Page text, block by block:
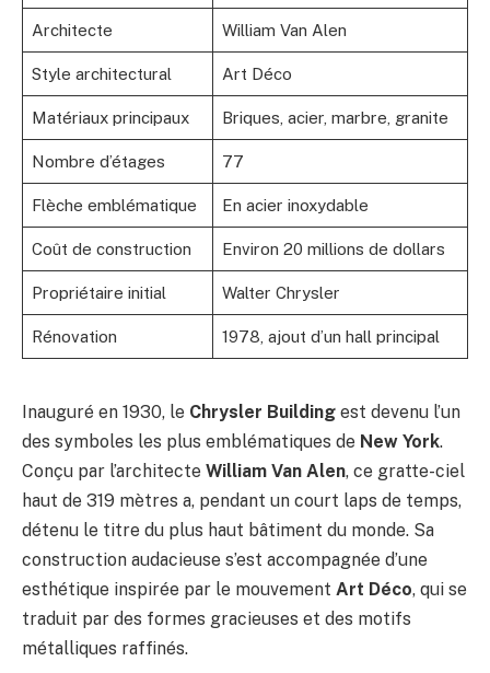
Architecte William Van Alen
Style architectural Art Déco
Matériaux principaux Briques, acier, marbre, granite
Nombre d’étages 77
Flèche emblématique En acier inoxydable
Coût de construction Environ 20 millions de dollars
Propriétaire initial Walter Chrysler
Rénovation 1978, ajout d’un hall principal
Inauguré en 1930, le Chrysler Building est devenu l’un
des symboles les plus emblématiques de New York.
Conçu par l’architecte William Van Alen, ce gratte-ciel
haut de 319 mètres a, pendant un court laps de temps,
détenu le titre du plus haut bâtiment du monde. Sa
construction audacieuse s’est accompagnée d’une
esthétique inspirée par le mouvement Art Déco, qui se
traduit par des formes gracieuses et des motifs
métalliques raffinés.